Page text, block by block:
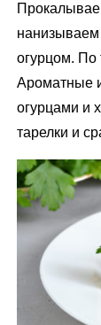
нанизываем
огурцом. По
Ароматные
огурцами и
тарелки и